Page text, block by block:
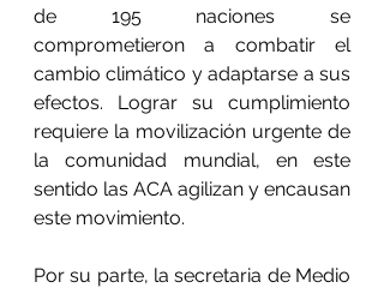
de 195 naciones se
comprometieron a combatir el
cambio climático y adaptarse a sus
efectos. Lograr su cumplimiento
requiere la movilización urgente de
la comunidad mundial, en este
sentido las ACA agilizan y encausan
este movimiento.
Por su parte, la secretaria de Medio